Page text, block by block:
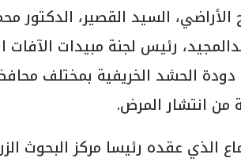
الأراضي، السيد القصير، الدكتور
رئيس لجنة مبيدات الآفات
دودة الحشد الخريفية بمختلف
من انتشار المرض.
عقده رئيسا مركز البحوث